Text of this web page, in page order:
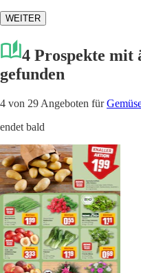
WEITER
4 Prospekte mit
gefunden
4 von 29 Angeboten für
endet bald